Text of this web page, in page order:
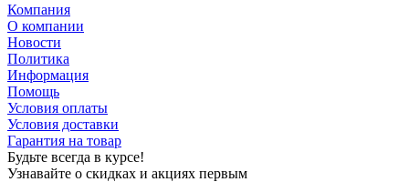
Компания
О компании
Новости
Политика
Информация
Помощь
Условия оплаты
Условия доставки
Гарантия на товар
Будьте всегда в курсе!
Узнавайте о скидках и акциях первым